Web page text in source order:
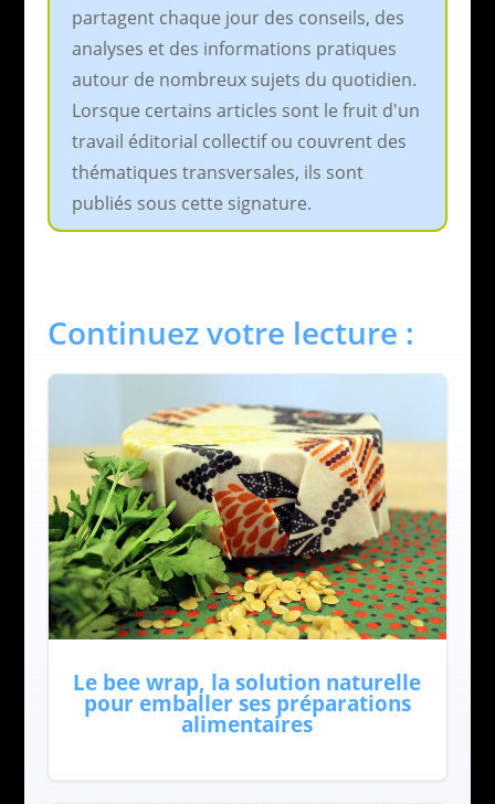
partagent chaque jour des conseils, des
analyses et des informations pratiques
autour de nombreux sujets du quotidien.
Lorsque certains articles sont le fruit d'un
travail éditorial collectif ou couvrent des
thématiques transversales, ils sont
publiés sous cette signature.
Continuez votre lecture :
Le bee wrap, la solution naturelle
pour emballer ses préparations
alimentaires